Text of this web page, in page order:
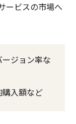
AVANT Cruise（アバン
トク…
資料ダウンロード
ービスの市場へ
ジョン率な
入額など